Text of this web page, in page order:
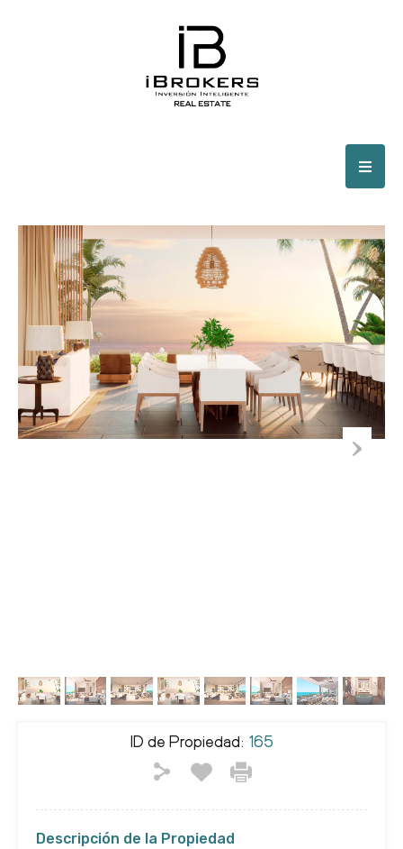
Inicio Cancún
Sha Wellness – Residencias de lujo
ID de Propiedad: 165
Descripción de la Propiedad